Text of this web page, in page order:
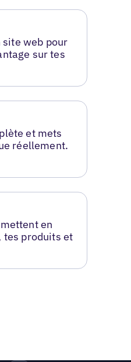
web pour
sur tes
et mets
réellement.
en
tes produits et